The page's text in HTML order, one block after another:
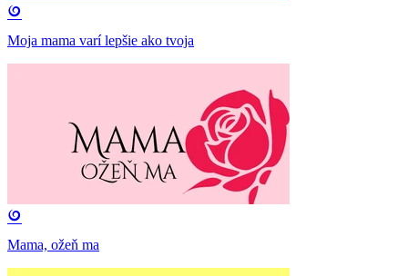
Moja mama varí lepšie ako tvoja
Mama, ožeň ma